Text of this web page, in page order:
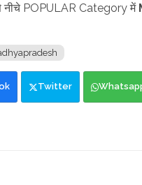
POPULAR Category में
Twitter